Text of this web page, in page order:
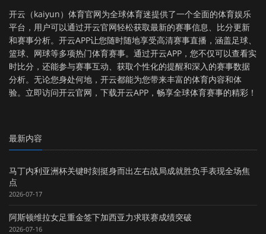
开云（kaiyun）体育官网为全球体育迷提供了一个全面的体育娱乐
平台，用户可以通过开云官网轻松获取最新的赛事信息、比分更新
和赛事分析。开云APP让您随时随地享受高清赛事直播，涵盖足球、
篮球、网球等多项热门体育赛事。通过开云APP，您不仅可以查看实
时比分，还能参与赛事互动、获取个性化的提醒和深入的赛事数据
分析。无论您身处何地，开云都能为您带来丰富的体育内容和体
验。立即访问开云官网，下载开云APP，畅享全球体育赛事的精彩！
最新内容
马丁内利亚洲杯关键时刻挺身而出左右战局成就胜负手表现全场焦
点
2026-07-17
阿斯顿维拉女足重金签下加西亚力求联赛成绩突破
2026-07-16